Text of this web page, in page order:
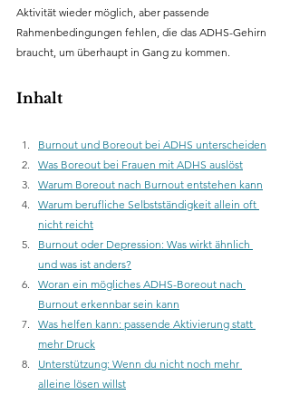
Aktivität wieder möglich, aber passende
Rahmenbedingungen fehlen, die das ADHS-Gehirn
braucht, um überhaupt in Gang zu kommen.
Inhalt
Burnout und Boreout bei ADHS unterscheiden
Was Boreout bei Frauen mit ADHS auslöst
Warum Boreout nach Burnout entstehen kann
Warum berufliche Selbstständigkeit allein oft
nicht reicht
Burnout oder Depression: Was wirkt ähnlich
und was ist anders?
Woran ein mögliches ADHS-Boreout nach
Burnout erkennbar sein kann
Was helfen kann: passende Aktivierung statt
mehr Druck
Unterstützung: Wenn du nicht noch mehr
alleine lösen willst